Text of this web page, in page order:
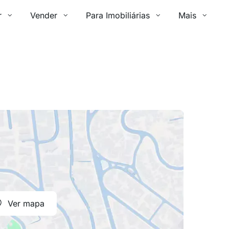
Vender Para Imobiliárias Mais
Ver mapa